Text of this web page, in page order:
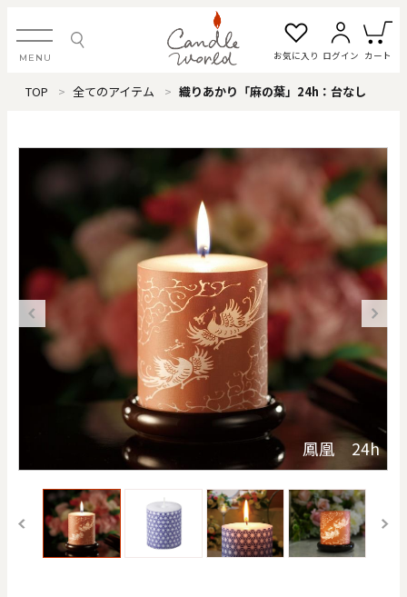
MENU お気に入り ログイン カート
ログイン・新規会員登録
お気に入り一覧 カートを見る
すべてのアイテム
カテゴリから探す
#タグから探す
価格で探す
20000
円 ～ 円
クリア OK
TOP 全てのアイテム 織りあかり「麻の葉」24h：台なし
鳳凰 24h